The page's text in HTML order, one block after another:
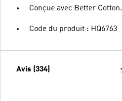
Conçue avec Better Cotton.
Code du produit : HQ6763
Avis (334)